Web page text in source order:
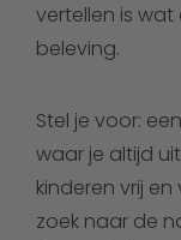
vertellen is
beleving.
Stel je voor:
waar je altijd
kinderen vrij
zoek naar de